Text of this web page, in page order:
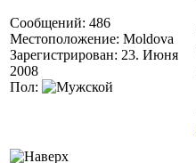
Сообщений: 486
Местоположение: Moldova
Зарегистрирован: 23. Июня
2008
Пол: